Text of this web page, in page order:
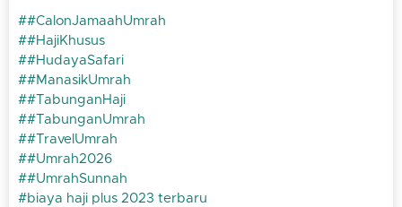
#CalonJamaahUmrah
#HajiKhusus
#HudayaSafari
#ManasikUmrah
#TabunganHaji
#TabunganUmrah
#TravelUmrah
#Umrah2026
#UmrahSunnah
biaya haji plus 2023 terbaru